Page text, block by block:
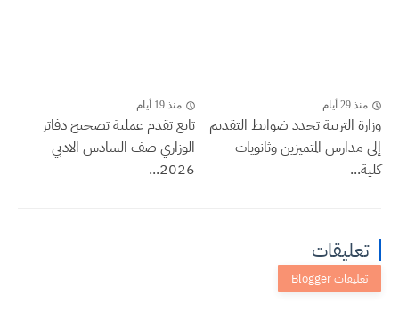
منذ 29 أيام
وزارة التربية تحدد ضوابط التقديم
إلى مدارس المتميزين وثانويات
كلية...
منذ 19 أيام
تابع تقدم عملية تصحيح دفاتر
الوزاري صف السادس الادبي
2026...
تعليقات